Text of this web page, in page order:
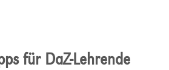
für DaZ-Lehrende